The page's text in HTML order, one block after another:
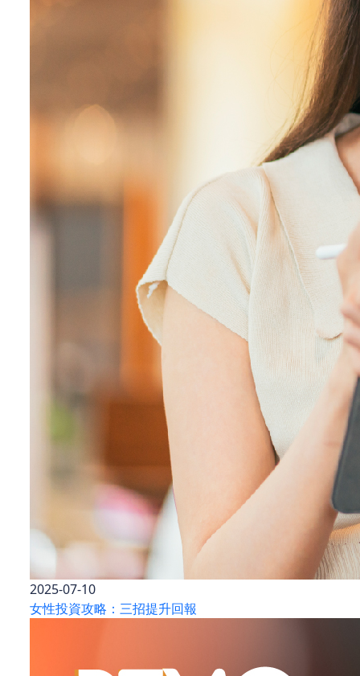
2025-07-10
女性投資攻略：三招提升回報